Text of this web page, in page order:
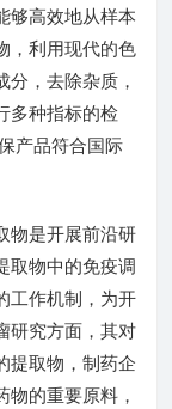
够高效地从样本
，利用现代的色
，去除杂质，
多种指标的检
产品符合国际
物是开展前沿研
取物中的免疫调
工作机制，为开
研究方面，其对
提取物，制药企
的重要原料，